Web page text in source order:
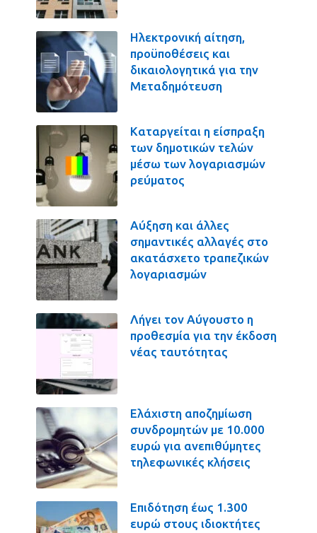
Ηλεκτρονική αίτηση,
προϋποθέσεις και
δικαιολογητικά για την
Μεταδημότευση
Καταργείται η είσπραξη
των δημοτικών τελών
μέσω των λογαριασμών
ρεύματος
Αύξηση και άλλες
σημαντικές αλλαγές στο
ακατάσχετο τραπεζικών
λογαριασμών
Λήγει τον Αύγουστο η
προθεσμία για την έκδοση
νέας ταυτότητας
Ελάχιστη αποζημίωση
συνδρομητών με 10.000
ευρώ για ανεπιθύμητες
τηλεφωνικές κλήσεις
Επιδότηση έως 1.300
ευρώ στους ιδιοκτήτες